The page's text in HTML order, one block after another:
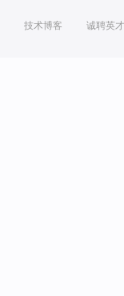
技术博客 诚聘英才